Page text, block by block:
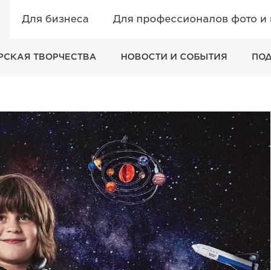
Для бизнеса Для профессионалов фото и
ТВОРЧЕСТВА НОВОСТИ И СОБЫТИЯ